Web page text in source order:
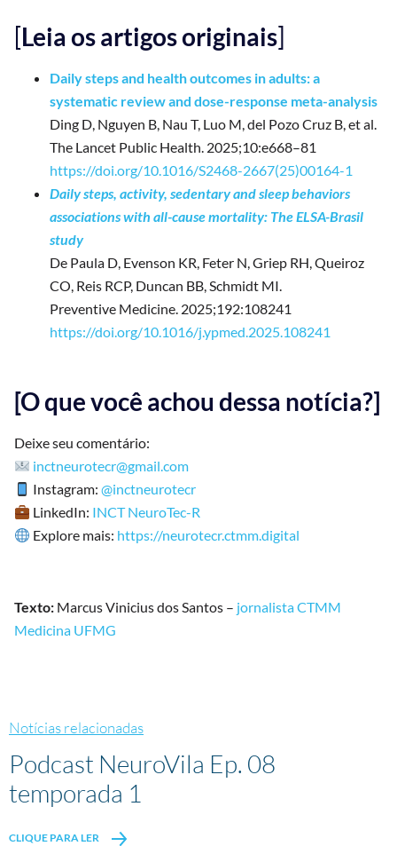
[Leia os artigos originais]
Daily steps and health outcomes in adults: a
systematic review and dose-response meta-analysis
Ding D, Nguyen B, Nau T, Luo M, del Pozo Cruz B, et al.
The Lancet Public Health. 2025;10:e668–81
https://doi.org/10.1016/S2468-2667(25)00164-1
Daily steps, activity, sedentary and sleep behaviors
associations with all-cause mortality: The ELSA-Brasil
study
De Paula D, Evenson KR, Feter N, Griep RH, Queiroz
CO, Reis RCP, Duncan BB, Schmidt MI.
Preventive Medicine. 2025;192:108241
https://doi.org/10.1016/j.ypmed.2025.108241
[O que você achou dessa notícia?]
Deixe seu comentário:
inctneurotecr@gmail.com
Instagram: @inctneurotecr
LinkedIn: INCT NeuroTec-R
Explore mais: https://neurotecr.ctmm.digital
Texto: Marcus Vinicius dos Santos – jornalista CTMM
Medicina UFMG
Notícias relacionadas
Podcast NeuroVila Ep. 08
temporada 1
CLIQUE PARA LER